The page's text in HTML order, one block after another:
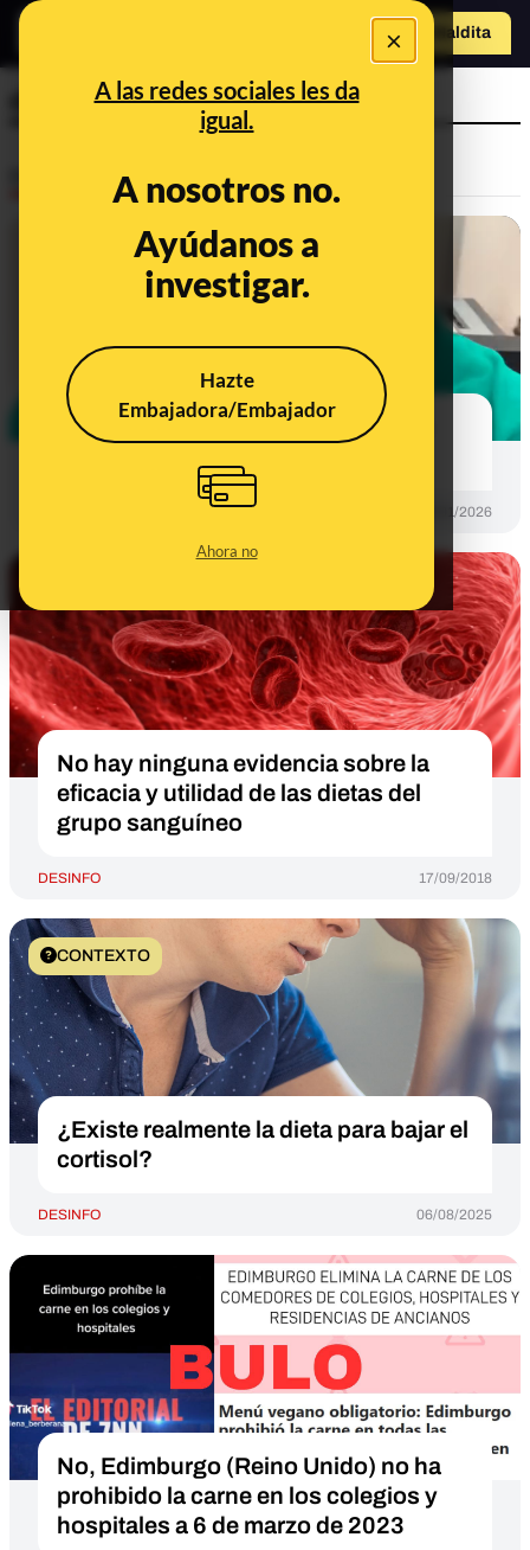
×
A las redes sociales les da
igual.
A nosotros no.
Ayúdanos a
investigar.
Hazte
Embajadora/Embajador
Ahora no
Hazte Maldito
VERDADERO
Un estudio asocia la dieta keto con
26/01/2026
No hay ninguna evidencia sobre la
eficacia y utilidad de las dietas del
grupo sanguíneo
DESINFO 17/09/2018
CONTEXTO
¿Existe realmente la dieta para bajar el
cortisol?
DESINFO 06/08/2025
No, Edimburgo (Reino Unido) no ha
prohibido la carne en los colegios y
hospitales a 6 de marzo de 2023